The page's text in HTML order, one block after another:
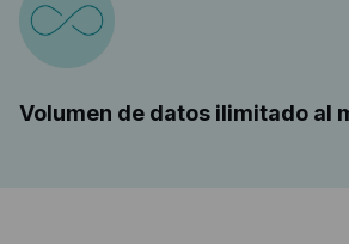
Volumen de datos ilimitado al